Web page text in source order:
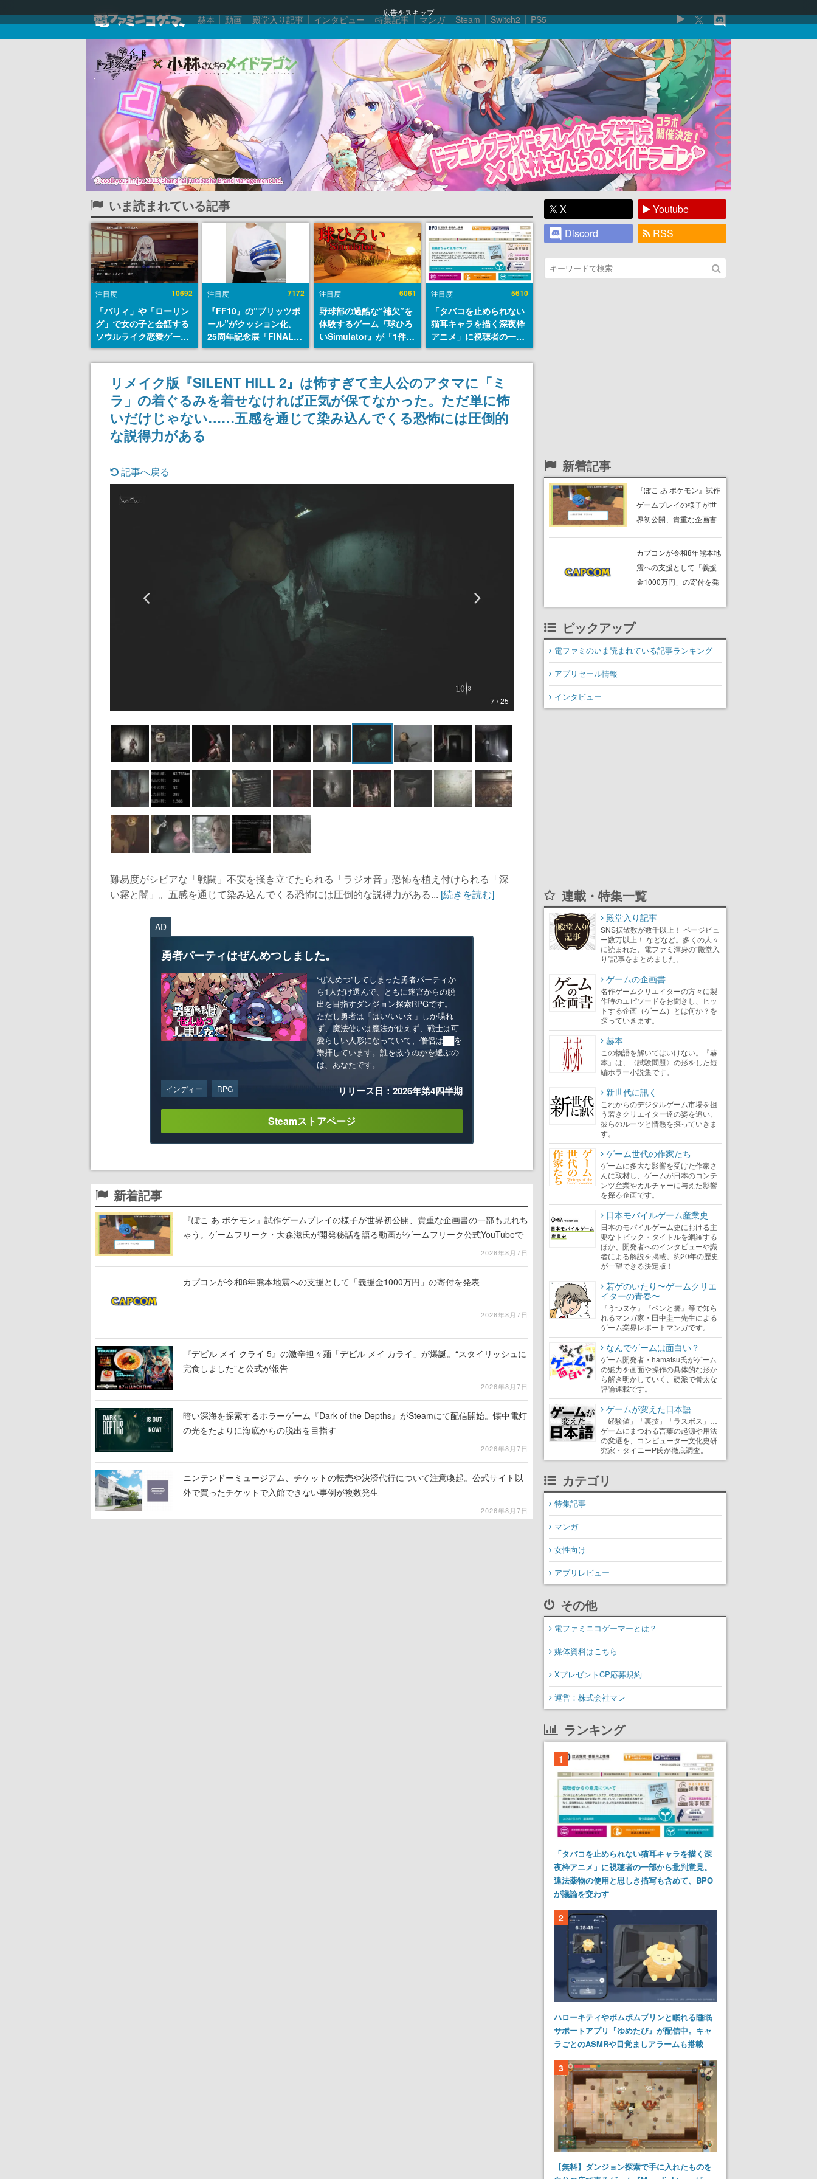
広告をスキップ
赫本 動画 殿堂入り記事 インタビュー 特集記事 マンガ Steam Switch2 PS5
いま読まれている記事
注目度 10692
「パリィ」や「ローリン
グ」で女の子と会話する
ソウルライク恋愛ゲーム
『小早川さんはソウルラ
イク』無料公開。返事に
失敗すると「YOU
DIED」
注目度 7172
『FF10』の“ブリッツボ
ール”がクッション化。
25周年記念展「FINAL
FANTASY X MUSEUM-
幻光の記憶-」のグッズ情
報が一部公開
注目度 6061
野球部の過酷な“補欠”を
体験するゲーム『球ひろ
いSimulator』が「1件」
のウィッシュリストをも
とにチェコ語に対応し
SNSで話題に。『キング
ダム・カム』開発元やチ
ェコのプロ野球選手から
称賛の声
注目度 5610
「タバコを止められない
猫耳キャラを描く深夜枠
アニメ」に視聴者の一部
から批判意見。違法薬物
の使用と思しき描写も含
めて、BPOが議論を交わ
す
リメイク版『SILENT HILL 2』は怖すぎて主人公のアタマに「ミ
ラ」の着ぐるみを着せなければ正気が保てなかった。ただ単に怖
いだけじゃない……五感を通じて染み込んでくる恐怖には圧倒的
な説得力がある
記事へ戻る
7 / 25
難易度がシビアな「戦闘」不安を掻き立てたられる「ラジオ音」恐怖を植え付けられる「深
い霧と闇」。五感を通じて染み込んでくる恐怖には圧倒的な説得力がある... [続きを読む]
AD
勇者パーティはぜんめつしました。
“ぜんめつ”してしまった勇者パーティか
ら1人だけ選んで、ともに迷宮からの脱
出を目指すダンジョン探索RPGです。
ただし勇者は「はい/いいえ」しか喋れ
ず、魔法使いは魔法が使えず、戦士は可
愛らしい人形になっていて、僧侶は██を
崇拝しています。誰を救うのかを選ぶの
は、あなたです。
インディー RPG リリース日：2026年第4四半期
Steamストアページ
新着記事
『ぽこ あ ポケモン』試作ゲームプレイの様子が世界初公開、貴重な企画書の一部も見れち
ゃう。ゲームフリーク・大森滋氏が開発秘話を語る動画がゲームフリーク公式YouTubeで
2026年8月7日
カプコンが令和8年熊本地震への支援として「義援金1000万円」の寄付を発表
2026年8月7日
『デビル メイ クライ 5』の激辛担々麺「デビル メイ カライ」が爆誕。“スタイリッシュに
完食しました”と公式が報告
2026年8月7日
暗い深海を探索するホラーゲーム『Dark of the Depths』がSteamにて配信開始。懐中電灯
の光をたよりに海底からの脱出を目指す
2026年8月7日
ニンテンドーミュージアム、チケットの転売や決済代行について注意喚起。公式サイト以
外で買ったチケットで入館できない事例が複数発生
2026年8月7日
X
Youtube
Discord
RSS
新着記事
『ぽこ あ ポケモン』試作
ゲームプレイの様子が世
界初公開、貴重な企画書
ームフリーク・大森滋氏
が開発秘話を語る動画が
ゲームフリーク公式
カプコンが令和8年熊本地
震への支援として「義援
金1000万円」の寄付を発
ピックアップ
電ファミのいま読まれている記事ランキング
アプリセール情報
インタビュー
連載・特集一覧
殿堂入り記事
SNS拡散数が数千以上！ ページビュ
ー数万以上！ などなど。多くの人々
に読まれた、電ファミ渾身の“殿堂入
り”記事をまとめました。
ゲームの企画書
名作ゲームクリエイターの方々に製
作時のエピソードをお聞きし、ヒッ
トする企画（ゲーム）とは何か？を
探っていきます。
赫本
この物語を解いてはいけない。『赫
本』は、〈試験問題〉の形をした短
編ホラー小説集です。
新世代に訊く
これからのデジタルゲーム市場を担
う若きクリエイター達の姿を追い、
彼らのルーツと情熱を探っていきま
す。
ゲーム世代の作家たち
ゲームに多大な影響を受けた作家さ
んに取材し、ゲームが日本のコンテ
ンツ産業やカルチャーに与えた影響
を探る企画です。
日本モバイルゲーム産業史
日本のモバイルゲーム史における主
要なトピック・タイトルを網羅する
ほか、開発者へのインタビューや識
者による解説を掲載。約20年の歴史
が一望できる決定版！
若ゲのいたり〜ゲームクリエ
イターの青春〜
『うつヌケ』『ペンと箸』等で知ら
れるマンガ家・田中圭一先生による
ゲーム業界レポートマンガです。
なんでゲームは面白い？
ゲーム開発者・hamatsu氏がゲーム
の魅力を画面や操作の具体的な形か
ら解き明かしていく、硬派で骨太な
評論連載です。
ゲームが変えた日本語
「経験値」「裏技」「ラスボス」…
ゲームにまつわる言葉の起源や用法
の変遷を、コンピューター文化史研
究家・タイニーP氏が徹底調査。
カテゴリ
特集記事
マンガ
女性向け
アプリレビュー
その他
電ファミニコゲーマーとは？
媒体資料はこちら
XプレゼントCP応募規約
運営：株式会社マレ
ランキング
1
「タバコを止められない猫耳キャラを描く深
夜枠アニメ」に視聴者の一部から批判意見。
違法薬物の使用と思しき描写も含めて、BPO
が議論を交わす
2
ハローキティやポムポムプリンと眠れる睡眠
サポートアプリ『ゆめたび』が配信中。キャ
ラごとのASMRや目覚ましアラームも搭載
3
【無料】ダンジョン探索で手に入れたものを